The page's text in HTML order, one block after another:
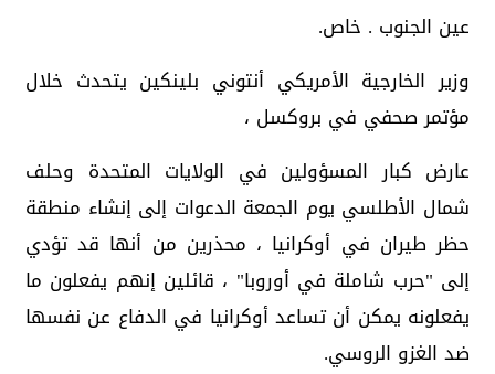
عين الجنوب . خاص.
وزير الخارجية الأمريكي أنتوني بلينكين يتحدث خلال
مؤتمر صحفي في بروكسل ،
عارض كبار المسؤولين في الولايات المتحدة وحلف
شمال الأطلسي يوم الجمعة الدعوات إلى إنشاء منطقة
حظر طيران في أوكرانيا ، محذرين من أنها قد تؤدي
إلى "حرب شاملة في أوروبا" ، قائلين إنهم يفعلون ما
يفعلونه يمكن أن تساعد أوكرانيا في الدفاع عن نفسها
ضد الغزو الروسي.